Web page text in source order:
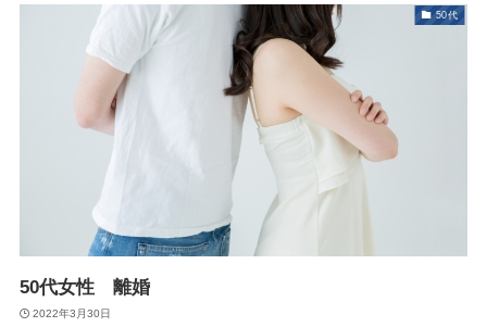
50代
50代女性 離婚
2022年3月30日